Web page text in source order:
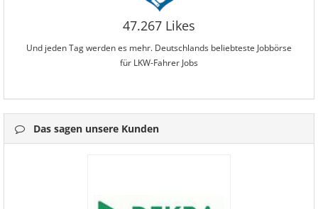
47.267 Likes
Und jeden Tag werden es mehr. Deutschlands beliebteste Jobbörse
für LKW-Fahrer Jobs
Das sagen unsere Kunden